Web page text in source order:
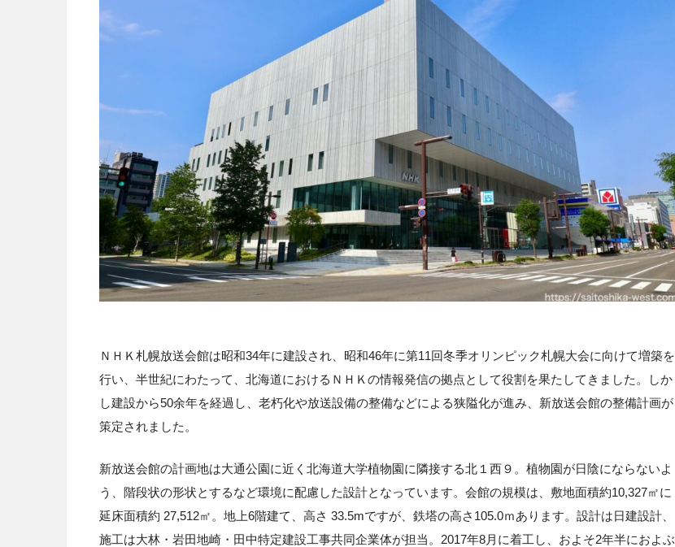
ＮＨＫ札幌放送会館は昭和34年に建設され、昭和46年に第11回冬季オリンピック札幌大会に向けて増築を
行い、半世紀にわたって、北海道におけるＮＨＫの情報発信の拠点として役割を果たしてきました。しか
し建設から50余年を経過し、老朽化や放送設備の整備などによる狭隘化が進み、新放送会館の整備計画が
策定されました。
新放送会館の計画地は大通公園に近く北海道大学植物園に隣接する北１西９。植物園が日陰にならないよ
う、階段状の形状とするなど環境に配慮した設計となっています。会館の規模は、敷地面積約10,327㎡に
延床面積約 27,512㎡。地上6階建て、高さ 33.5mですが、鉄塔の高さ105.0ｍあります。設計は日建設計、
施工は大林・岩田地崎・田中特定建設工事共同企業体が担当。2017年8月に着工し、およそ2年半におよぶ